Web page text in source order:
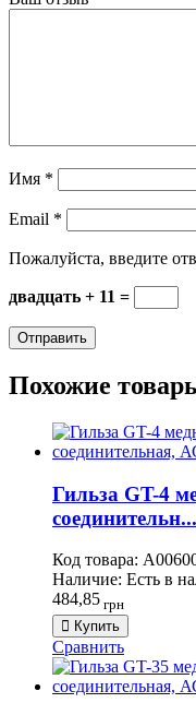
Имя *
Email *
Пожалуйста, введите
двадцать + 11 =
Похожие
Гильза GT-4
соединительн...
Код товара:
Наличие: Есть в
484,85 грн
Купить
Сравнить